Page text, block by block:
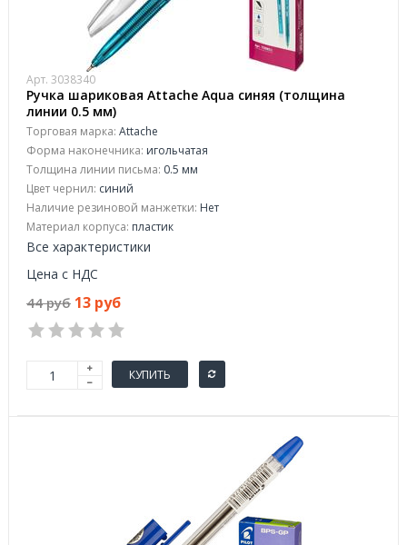
Арт. 3038340
Ручка шариковая Attache Aqua синяя (толщина
линии 0.5 мм)
Торговая марка: Attache
Форма наконечника: игольчатая
Толщина линии письма: 0.5 мм
Цвет чернил: синий
Наличие резиновой манжетки: Нет
Материал корпуса: пластик
Все характеристики
Цена с НДС
44 руб 13 руб
КУПИТЬ